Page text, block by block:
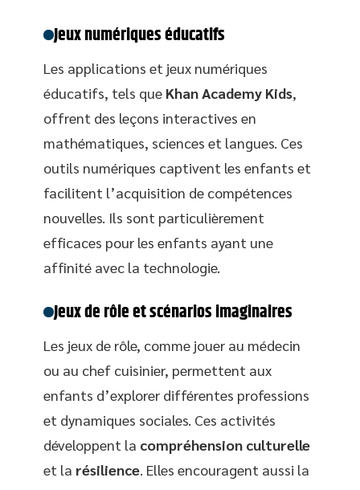
Jeux numériques éducatifs
Les applications et jeux numériques
éducatifs, tels que Khan Academy Kids,
offrent des leçons interactives en
mathématiques, sciences et langues. Ces
outils numériques captivent les enfants et
facilitent l’acquisition de compétences
nouvelles. Ils sont particulièrement
efficaces pour les enfants ayant une
affinité avec la technologie.
Jeux de rôle et scénarios imaginaires
Les jeux de rôle, comme jouer au médecin
ou au chef cuisinier, permettent aux
enfants d’explorer différentes professions
et dynamiques sociales. Ces activités
développent la compréhension culturelle
et la résilience . Elles encouragent aussi la